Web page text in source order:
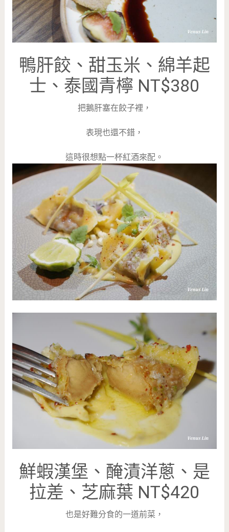
鴨肝餃、甜玉米、綿羊起
士、泰國青檸 NT$380
把鵝肝塞在餃子裡，
表現也還不錯，
這時很想點一杯紅酒來配。
鮮蝦漢堡、醃漬洋蔥、是
拉差、芝麻葉 NT$420
也是好難分食的一道前菜，